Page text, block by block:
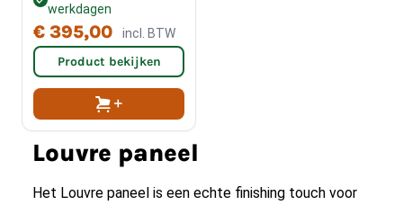
werkdagen
€ 395,00 incl. BTW
Product bekijken
Louvre paneel
Het Louvre paneel is een echte finishing touch voor